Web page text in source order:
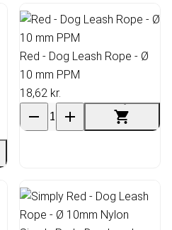
Red - Dog Leash Rope - Ø
10 mm PPM
18,62 kr.